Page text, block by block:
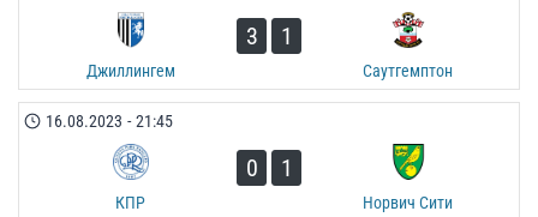
Джиллингем
3 1
Саутгемптон
16.08.2023 - 21:45
КПР
0 1
Норвич Сити